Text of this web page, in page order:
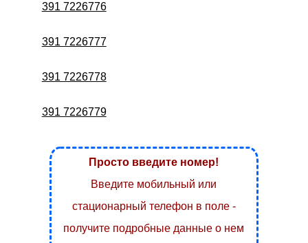
391 7226776
391 7226777
391 7226778
391 7226779
Просто введите номер!
Введите мобильный или
стационарный телефон в поле -
получите подробные данные о нем